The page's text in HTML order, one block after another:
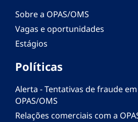
Sobre a OPAS/OMS
Vagas e oportunidades
Estágios
Políticas
Alerta - Tentativas de fraude
OPAS/OMS
Relações comerciais com a